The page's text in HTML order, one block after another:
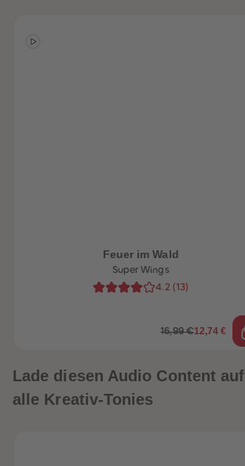
Feuer im Wald
Super Wings
4.2 (13)
16,99 €12,74 €
Lade diesen Audio Content auf
alle Kreativ-Tonies